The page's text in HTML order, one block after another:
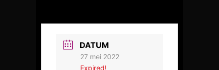
DATUM
27 mei 2022
Expired!